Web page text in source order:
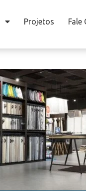
Projetos Fale